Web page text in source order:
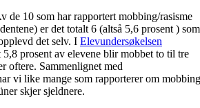
de 10 som har rapportert mobbing/rasisme
er det totalt 6 (altså 5,6 prosent ) som
det selv. I Elevundersøkelsen
prosent av elevene blir mobbet to til tre
oftere. Sammenlignet med
vi like mange som rapporterer om
skjer sjeldnere.